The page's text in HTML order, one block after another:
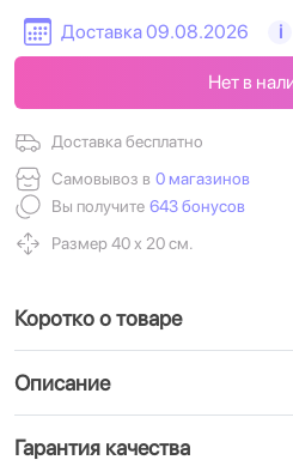
Доставка 09.08.2026 i
Доставка бесплатно
Самовывоз в 0 магазинов
Вы получите 643 бонусов
Размер 40 х 20 см.
Нет в
Коротко о товаре
Описание
Гарантия качества